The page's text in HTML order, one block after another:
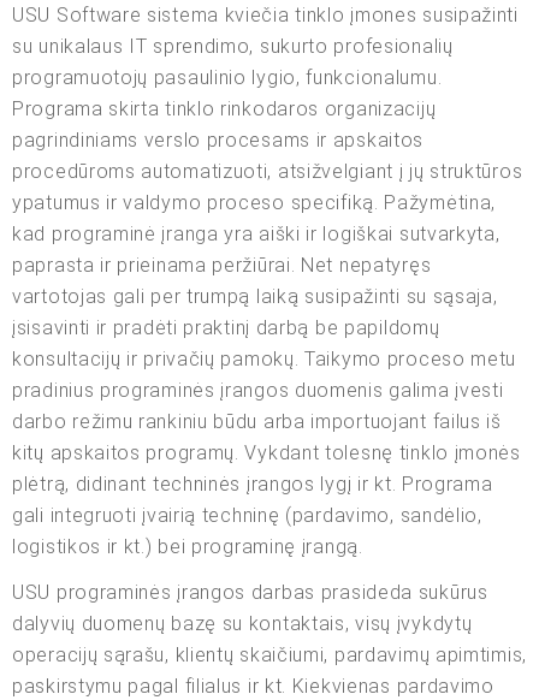
USU Software sistema kviečia tinklo įmones susipažinti
su unikalaus IT sprendimo, sukurto profesionalių
programuotojų pasaulinio lygio, funkcionalumu.
Programa skirta tinklo rinkodaros organizacijų
pagrindiniams verslo procesams ir apskaitos
procedūroms automatizuoti, atsižvelgiant į jų struktūros
ypatumus ir valdymo proceso specifiką. Pažymėtina,
kad programinė įranga yra aiški ir logiškai sutvarkyta,
paprasta ir prieinama peržiūrai. Net nepatyręs
vartotojas gali per trumpą laiką susipažinti su sąsaja,
įsisavinti ir pradėti praktinį darbą be papildomų
konsultacijų ir privačių pamokų. Taikymo proceso metu
pradinius programinės įrangos duomenis galima įvesti
darbo režimu rankiniu būdu arba importuojant failus iš
kitų apskaitos programų. Vykdant tolesnę tinklo įmonės
plėtrą, didinant techninės įrangos lygį ir kt. Programa
gali integruoti įvairią techninę (pardavimo, sandėlio,
logistikos ir kt.) bei programinę įrangą.
USU programinės įrangos darbas prasideda sukūrus
dalyvių duomenų bazę su kontaktais, visų įvykdytų
operacijų sąrašu, klientų skaičiumi, pardavimų apimtimis,
paskirstymu pagal filialus ir kt. Kiekvienas pardavimo